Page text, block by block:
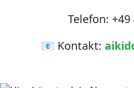
Telefon: +49
📧 Kontakt: